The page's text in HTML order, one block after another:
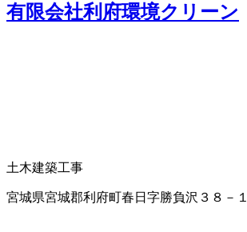
有限会社利府環境クリーン
土木建築工事
宮城県宮城郡利府町春日字勝負沢３８－１